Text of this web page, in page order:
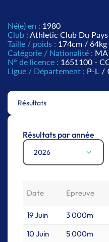
Né(e) en : 1980
Club : Athletic Club Du
Taille / poids : 174cm / 64kg
Catégorie / Nationalité : MA
N° de licence : 1651100 -
Ligue / Département : P-L /
Résultats
Résultats par année
2026
Date Epreuve
19 Juin 3 000m
10 Juin
5 000m